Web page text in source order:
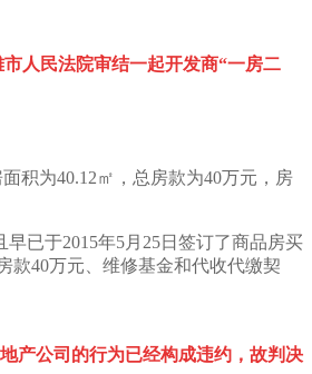
人民法院审结一起开发商“一房二
积为40.12㎡，总房款为40万元，房
已于2015年5月25日签订了商品房买
款40万元、维修基金和代收代缴契
产公司的行为已经构成违约，故判决